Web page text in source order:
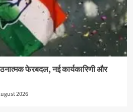
फेरबदल, नई कार्यकारिणी और
2026